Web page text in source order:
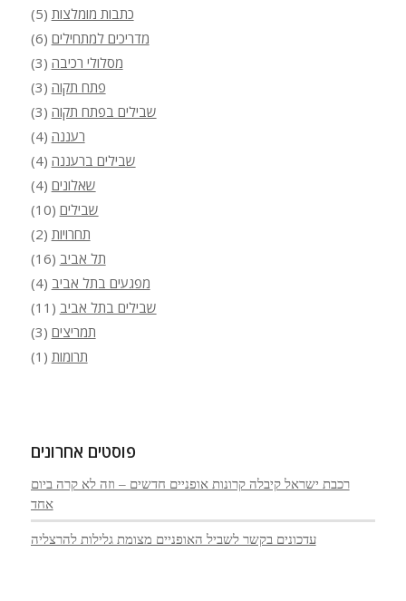
כתבות מומלצות (5)
מדריכים למתחילים (6)
מסלולי רכיבה (3)
פתח תקוה (3)
שבילים בפתח תקוה (3)
רעננה (4)
שבילים ברעננה (4)
שאלונים (4)
שבילים (10)
תחרויות (2)
תל אביב (16)
מפגעים בתל אביב (4)
שבילים בתל אביב (11)
תמריצים (3)
תרומות (1)
פוסטים אחרונים
רכבת ישראל קיבלה קרונות אופניים חדשים – וזה לא קרה ביום
אחד
עדכונים בקשר לשביל האופניים מצומת גלילות להרצליה